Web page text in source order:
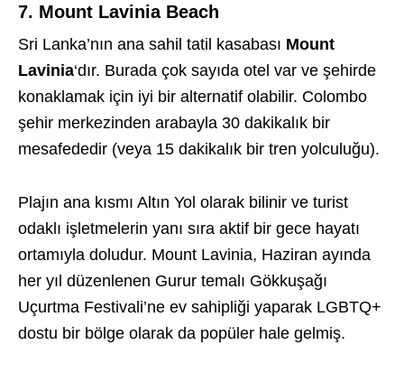
7. Mount Lavinia Beach
Sri Lanka’nın ana sahil tatil kasabası Mount
Lavinia‘dır. Burada çok sayıda otel var ve şehirde
konaklamak için iyi bir alternatif olabilir. Colombo
şehir merkezinden arabayla 30 dakikalık bir
mesafededir (veya 15 dakikalık bir tren yolculuğu).
Plajın ana kısmı Altın Yol olarak bilinir ve turist
odaklı işletmelerin yanı sıra aktif bir gece hayatı
ortamıyla doludur. Mount Lavinia, Haziran ayında
her yıl düzenlenen Gurur temalı Gökkuşağı
Uçurtma Festivali’ne ev sahipliği yaparak LGBTQ+
dostu bir bölge olarak da popüler hale gelmiş.